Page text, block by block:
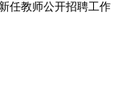
任教师公开招聘工作